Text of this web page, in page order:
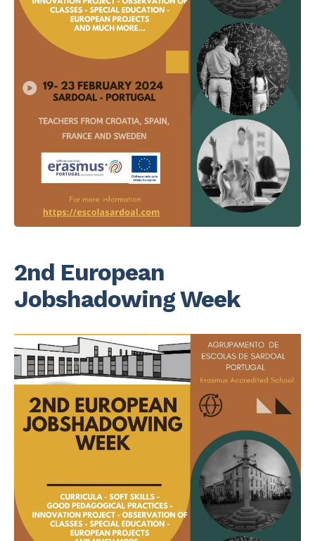
2nd European
Jobshadowing Week